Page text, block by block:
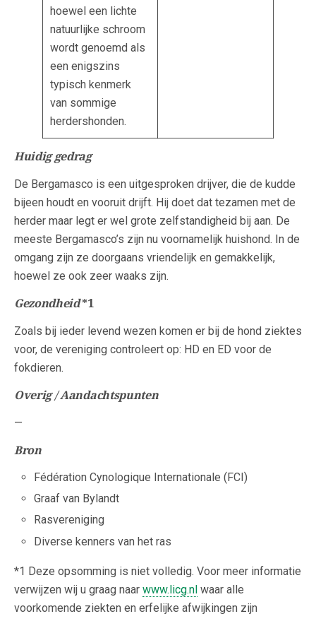
hoewel een lichte
natuurlijke schroom
wordt genoemd als
een enigszins
typisch kenmerk
van sommige
herdershonden.
Huidig gedrag
De Bergamasco is een uitgesproken drijver, die de kudde
bijeen houdt en vooruit drijft. Hij doet dat tezamen met de
herder maar legt er wel grote zelfstandigheid bij aan. De
meeste Bergamasco’s zijn nu voornamelijk huishond. In de
omgang zijn ze doorgaans vriendelijk en gemakkelijk,
hoewel ze ook zeer waaks zijn.
Gezondheid*1
Zoals bij ieder levend wezen komen er bij de hond ziektes
voor, de vereniging controleert op: HD en ED voor de
fokdieren.
Overig / Aandachtspunten
—
Bron
Fédération Cynologique Internationale (FCI)
Graaf van Bylandt
Rasvereniging
Diverse kenners van het ras
*1 Deze opsomming is niet volledig. Voor meer informatie
verwijzen wij u graag naar www.licg.nl waar alle
voorkomende ziekten en erfelijke afwijkingen zijn